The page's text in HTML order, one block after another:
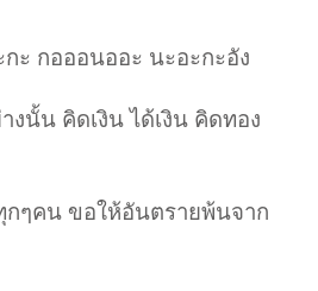
ะ กอออนออะ นะอะกะอัง
งนั้น คิดเงิน ได้เงิน คิดทอง
กๆคน ขอให้อันตรายพ้นจาก